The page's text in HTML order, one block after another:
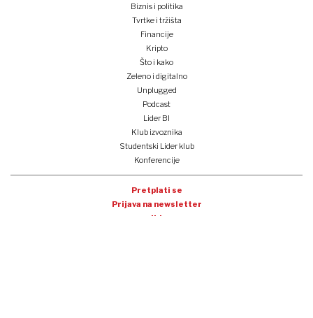
Biznis i politika
Tvrtke i tržišta
Financije
Kripto
Što i kako
Zeleno i digitalno
Unplugged
Podcast
Lider BI
Klub izvoznika
Studentski Lider klub
Konferencije
Pretplati se
Prijava na newsletter
e-lider